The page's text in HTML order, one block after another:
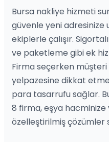
Bursa nakliye hizmeti
güvenle yeni adresinize
ekiplerle çalışır.
ve paketleme gibi ek
Firma seçerken
yelpazesine dikkat
para tasarrufu sağlar.
8 firma, eşya
özelleştirilmiş çözümler